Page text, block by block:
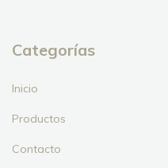
Categorías
Inicio
Productos
Contacto